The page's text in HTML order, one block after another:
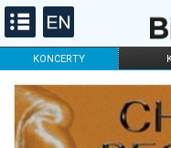
KONCERTY
FILHARMONIA
DLA DZIECI